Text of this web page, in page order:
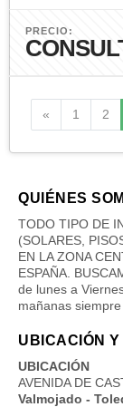
PRECIO:
« Anterior
1 2
QUIÉNES
TODO TIPO DE
(SOLARES,
EN LA ZONA
ESPAÑA.
de lunes a
mañanas
UBICACIÓN
UBICACIÓN
AVENIDA DE
Valmojado -